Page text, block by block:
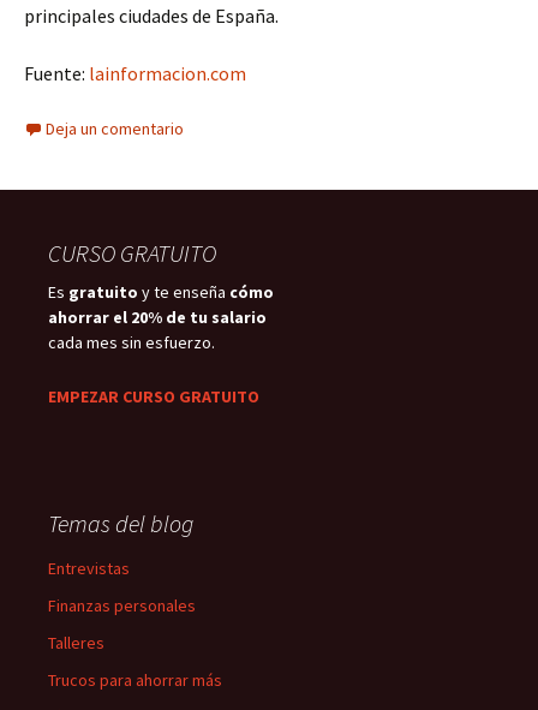
principales ciudades de España.
Fuente: lainformacion.com
Deja un comentario
CURSO GRATUITO
Es gratuito y te enseña cómo
ahorrar el 20% de tu salario
cada mes sin esfuerzo.
EMPEZAR CURSO GRATUITO
Temas del blog
Entrevistas
Finanzas personales
Talleres
Trucos para ahorrar más